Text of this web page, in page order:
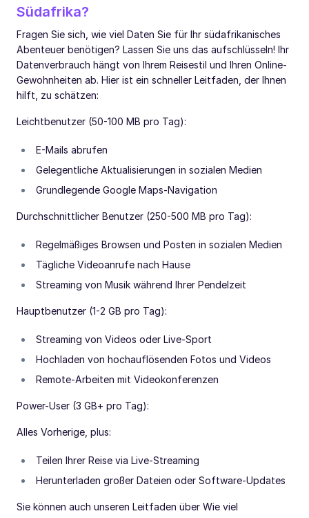
Südafrika?
Fragen Sie sich, wie viel Daten Sie für Ihr südafrikanisches
Abenteuer benötigen? Lassen Sie uns das aufschlüsseln! Ihr
Datenverbrauch hängt von Ihrem Reisestil und Ihren Online-
Gewohnheiten ab. Hier ist ein schneller Leitfaden, der Ihnen
hilft, zu schätzen:
Leichtbenutzer (50-100 MB pro Tag):
E-Mails abrufen
Gelegentliche Aktualisierungen in sozialen Medien
Grundlegende Google Maps-Navigation
Durchschnittlicher Benutzer (250-500 MB pro Tag):
Regelmäßiges Browsen und Posten in sozialen Medien
Tägliche Videoanrufe nach Hause
Streaming von Musik während Ihrer Pendelzeit
Hauptbenutzer (1-2 GB pro Tag):
Streaming von Videos oder Live-Sport
Hochladen von hochauflösenden Fotos und Videos
Remote-Arbeiten mit Videokonferenzen
Power-User (3 GB+ pro Tag):
Alles Vorherige, plus:
Teilen Ihrer Reise via Live-Streaming
Herunterladen großer Dateien oder Software-Updates
Sie können auch unseren Leitfaden über Wie viel